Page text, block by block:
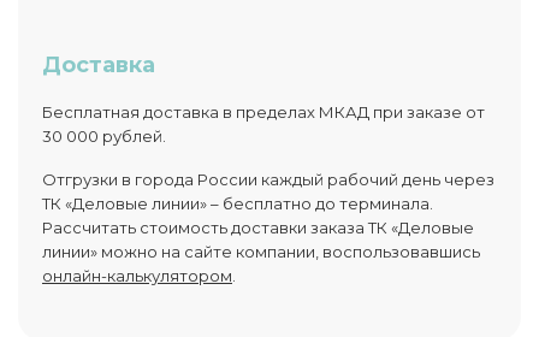
Доставка
Бесплатная доставка в пределах МКАД при заказе от
30 000 рублей.
Отгрузки в города России каждый рабочий день через
ТК «Деловые линии» – бесплатно до терминала.
Рассчитать стоимость доставки заказа ТК «Деловые
линии» можно на сайте компании, воспользовавшись
онлайн-калькулятором